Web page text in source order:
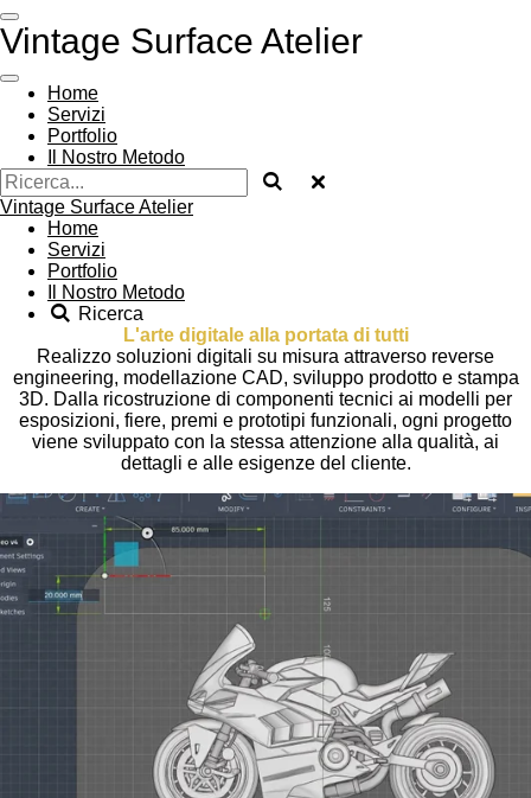
Vai
al
contenuto
principale
Vintage Surface Atelier
Home
Servizi
Portfolio
Il Nostro Metodo
Vintage Surface Atelier
Home
Servizi
Portfolio
Il Nostro Metodo
Ricerca
L'arte digitale alla portata di tutti
Realizzo soluzioni digitali su misura attraverso reverse
engineering, modellazione CAD, sviluppo prodotto e stampa
3D. Dalla ricostruzione di componenti tecnici ai modelli per
esposizioni, fiere, premi e prototipi funzionali, ogni progetto
viene sviluppato con la stessa attenzione alla qualità, ai
dettagli e alle esigenze del cliente.